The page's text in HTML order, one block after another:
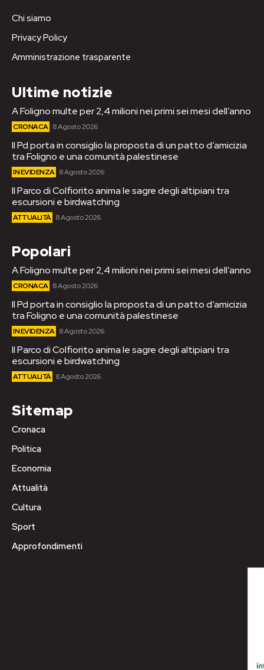
Chi siamo
Privacy Policy
Amministrazione trasparente
Ultime notizie
A Foligno multe per 2,4 milioni nei primi sei mesi dell’anno
CRONACA 8 Agosto 2026
Il Pd porta in consiglio la proposta di un patto d’amicizia
tra Foligno e una comunità palestinese
IN EVIDENZA 8 Agosto 2026
Il Parco di Colfiorito anima le sagre degli altipiani tra
escursioni e birdwatching
ATTUALITÀ 8 Agosto 2026
Popolari
A Foligno multe per 2,4 milioni nei primi sei mesi dell’anno
CRONACA 8 Agosto 2026
Il Pd porta in consiglio la proposta di un patto d’amicizia
tra Foligno e una comunità palestinese
IN EVIDENZA 8 Agosto 2026
Il Parco di Colfiorito anima le sagre degli altipiani tra
escursioni e birdwatching
ATTUALITÀ 8 Agosto 2026
Sitemap
Cronaca
Politica
Economia
Attualità
Cultura
Sport
Approfondimenti